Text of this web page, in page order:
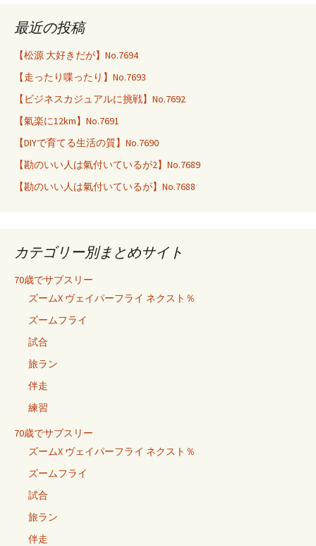
最近の投稿
【松源 大好きだが】No.7694
【走ったり喋ったり】No.7693
【ビジネスカジュアルに挑戦】No.7692
【氣楽に12km】No.7691
【DIYで育てる生活の質】No.7690
【勘のいい人は氣付いているが2】No.7689
【勘のいい人は氣付いているが】No.7688
カテゴリー別まとめサイト
70歳でサブスリー
ズームX ヴェイパーフライ ネクスト％
ズームフライ
試合
旅ラン
伴走
練習
70歳でサブスリー
ズームX ヴェイパーフライ ネクスト％
ズームフライ
試合
旅ラン
伴走